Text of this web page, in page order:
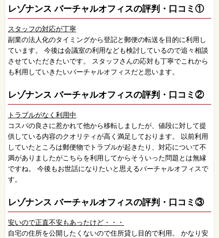
レゾナンス バーチャルオフィスの評判・口コミ①
スタッフの対応が丁寧
副業の法人化のタイミングから登記と郵便の転送を目的に利用し
ています。 今後は会議室の利用なども検討しているので追々相談
させていただきたいです。 スタッフさんの応対も丁寧でこれから
も利用していきたいバーチャルオフィスだと思います。
レゾナンス バーチャルオフィスの評判・口コミ②
トラブルがなく利用中
コスパの良さに惹かれて他から移転しましたが、値段に対して提
供している内容のクオリティが高く満足しております。 以前利用
していたところは郵便物でトラブルが起きたり、対応について不
満がありましたがこちらを利用してからそういった問題とは無縁
ですね。 今後もお世話になりたいと思えるバーチャルオフィスで
す。
レゾナンス バーチャルオフィスの評判・口コミ③
安いので正直不安もあったけど・・・
自宅の住所を公開したくないので住所貸し目的で利用。 かなり安